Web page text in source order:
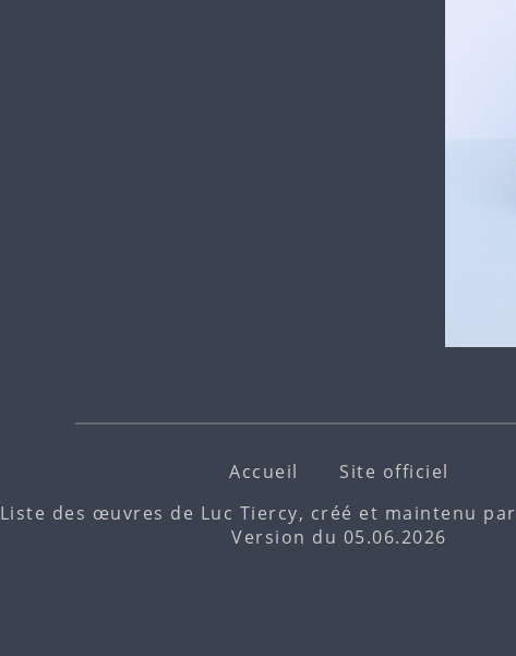
Accueil
Site officiel
Liste des œuvres de Luc Tiercy, créé et maintenu par
Version du 05.06.2026